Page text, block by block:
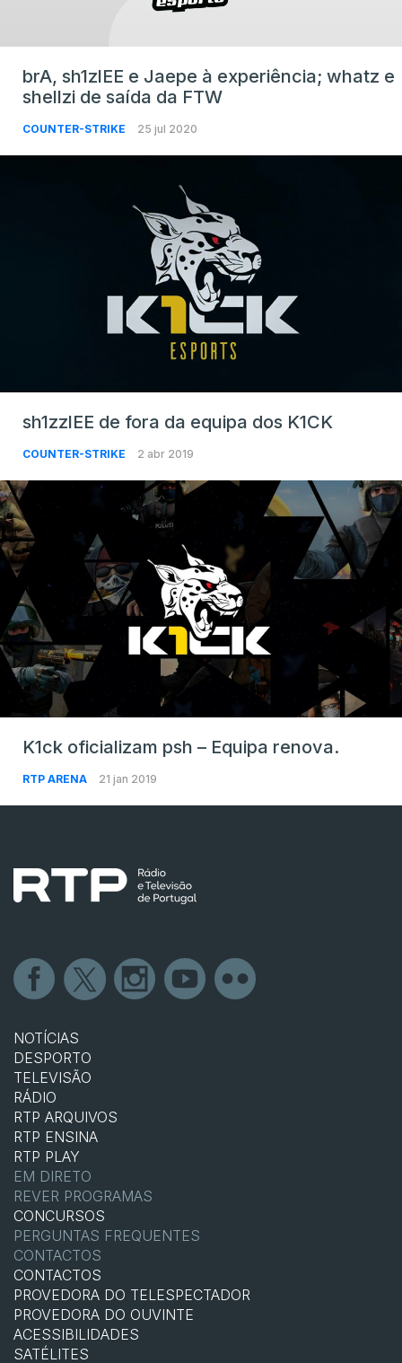
brA, sh1zlEE e Jaepe à experiência; whatz e
shellzi de saída da FTW
COUNTER-STRIKE 25 jul 2020
sh1zzlEE de fora da equipa dos K1CK
COUNTER-STRIKE 2 abr 2019
K1ck oficializam psh – Equipa renova.
RTP ARENA 21 jan 2019
NOTÍCIAS
DESPORTO
TELEVISÃO
RÁDIO
RTP ARQUIVOS
RTP ENSINA
RTP PLAY
EM DIRETO
REVER PROGRAMAS
CONCURSOS
PERGUNTAS FREQUENTES
CONTACTOS
CONTACTOS
PROVEDORA DO TELESPECTADOR
PROVEDORA DO OUVINTE
ACESSIBILIDADES
SATÉLITES